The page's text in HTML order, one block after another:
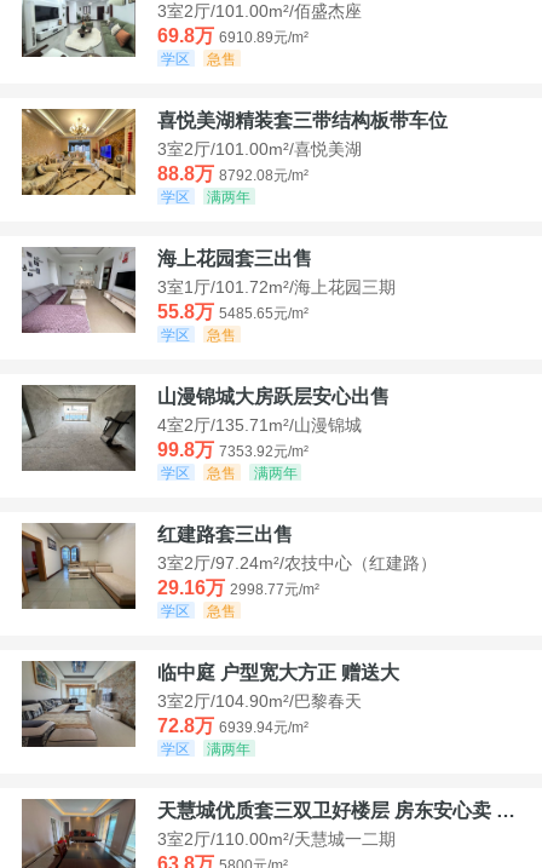
3室2厅/101.00m²/佰盛杰座
69.8万 6910.89元/m²
学区
急售
喜悦美湖精装套三带结构板带车位
3室2厅/101.00m²/喜悦美湖
88.8万 8792.08元/m²
学区
满两年
海上花园套三出售
3室1厅/101.72m²/海上花园三期
55.8万 5485.65元/m²
学区
急售
山漫锦城大房跃层安心出售
4室2厅/135.71m²/山漫锦城
99.8万 7353.92元/m²
学区
急售 满两年
红建路套三出售
3室2厅/97.24m²/农技中心（红建路）
29.16万 2998.77元/m²
学区
急售
临中庭 户型宽大方正 赠送大
3室2厅/104.90m²/巴黎春天
72.8万 6939.94元/m²
学区
满两年
天慧城优质套三双卫好楼层 房东安心卖 价格好谈
3室2厅/110.00m²/天慧城一二期
63.8万